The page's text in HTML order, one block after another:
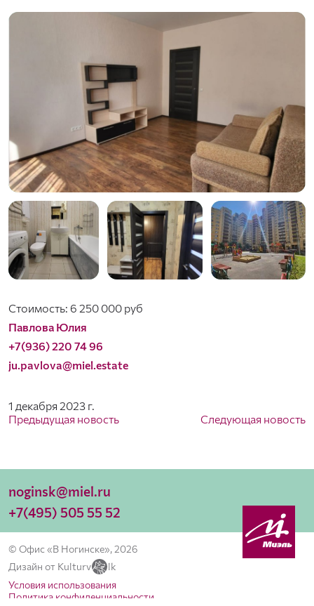
Стоимость: 6 250 000 руб
Павлова Юлия
+7(936) 220 74 96
ju.pavlova@miel.estate
1 декабря 2023 г.
Предыдущая новость
Следующая новость
noginsk@miel.ru
+7(495) 505 55 52
© Офис «В Ногинске», 2026
Дизайн от Kulturv
lk
Условия использования
Политика конфиденциальности